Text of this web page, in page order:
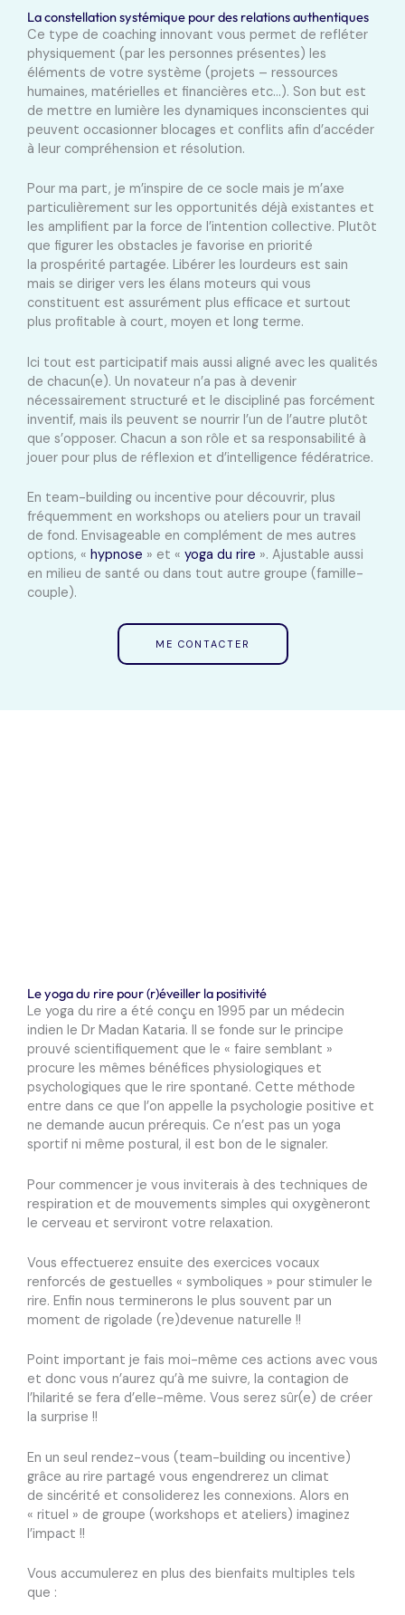
La constellation systémique pour des relations authentiques
Ce type de coaching innovant vous permet de refléter
physiquement (par les personnes présentes) les
éléments de votre système (projets – ressources
humaines, matérielles et financières etc…). Son but est
de mettre en lumière les dynamiques inconscientes qui
peuvent occasionner blocages et conflits afin d’accéder
à leur compréhension et résolution.
Pour ma part, je m’inspire de ce socle mais je m’axe
particulièrement sur les opportunités déjà existantes et
les amplifient par la force de l’intention collective. Plutôt
que figurer les obstacles je favorise en priorité
la prospérité partagée. Libérer les lourdeurs est sain
mais se diriger vers les élans moteurs qui vous
constituent est assurément plus efficace et surtout
plus profitable à court, moyen et long terme.
Ici tout est participatif mais aussi aligné avec les qualités
de chacun(e). Un novateur n’a pas à devenir
nécessairement structuré et le discipliné pas forcément
inventif, mais ils peuvent se nourrir l’un de l’autre plutôt
que s’opposer. Chacun a son rôle et sa responsabilité à
jouer pour plus de réflexion et d’intelligence fédératrice.
En team-building ou incentive pour découvrir, plus
fréquemment en workshops ou ateliers pour un travail
de fond. Envisageable en complément de mes autres
options, « hypnose » et « yoga du rire ». Ajustable aussi
en milieu de santé ou dans tout autre groupe (famille-
couple).
ME CONTACTER
Le yoga du rire pour (r)éveiller la positivité
Le yoga du rire a été conçu en 1995 par un médecin
indien le Dr Madan Kataria. Il se fonde sur le principe
prouvé scientifiquement que le « faire semblant »
procure les mêmes bénéfices physiologiques et
psychologiques que le rire spontané. Cette méthode
entre dans ce que l’on appelle la psychologie positive et
ne demande aucun prérequis. Ce n’est pas un yoga
sportif ni même postural, il est bon de le signaler.
Pour commencer je vous inviterais à des techniques de
respiration et de mouvements simples qui oxygèneront
le cerveau et serviront votre relaxation.
Vous effectuerez ensuite des exercices vocaux
renforcés de gestuelles « symboliques » pour stimuler le
rire. Enfin nous terminerons le plus souvent par un
moment de rigolade (re)devenue naturelle !!
Point important je fais moi-même ces actions avec vous
et donc vous n’aurez qu’à me suivre, la contagion de
l’hilarité se fera d’elle-même. Vous serez sûr(e) de créer
la surprise !!
En un seul rendez-vous (team-building ou incentive)
grâce au rire partagé vous engendrerez un climat
de sincérité et consoliderez les connexions. Alors en
« rituel » de groupe (workshops et ateliers) imaginez
l’impact !!
Vous accumulerez en plus des bienfaits multiples tels
que :